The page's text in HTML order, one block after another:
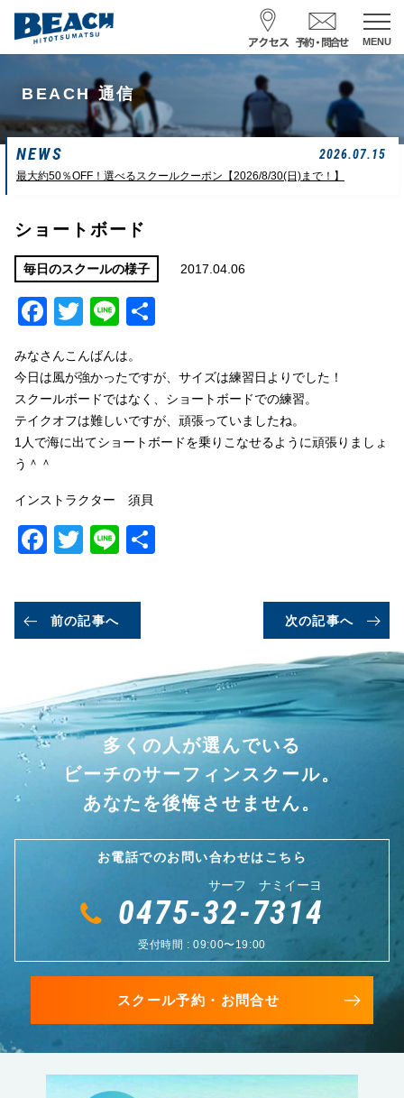
MENU
スクール予約・お問合せ
レンタル予約
サーフ ナミイーヨ
0475-32-7314
一松海岸波情報
サイズ
カタ
状態
面ザワ
BEACH 通信
NEWS 2026.07.15
最大約50％OFF！選べるスクールクーポン【2026/8/30(日)まで！】
ショートボード
毎日のスクールの様子 2017.04.06
Facebook
Twitter
Line
みなさんこんばんは。
今日は風が強かったですが、サイズは練習日よりでした！
スクールボードではなく、ショートボードでの練習。
テイクオフは難しいですが、頑張っていましたね。
1人で海に出てショートボードを乗りこなせるように頑張りましょ
う＾＾
インストラクター 須貝
Facebook
Twitter
Line
前の記事へ 次の記事へ
多くの人が選んでいる
ビーチのサーフィンスクール。
あなたを後悔させません。
お電話でのお問い合わせはこちら
サーフ ナミイーヨ
0475-32-7314
受付時間 : 09:00〜19:00
スクール予約・お問合せ